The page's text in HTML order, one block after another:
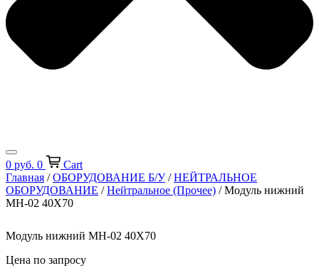
0 руб. 0
Cart
Главная /ОБОРУДОВАНИЕ Б/У/НЕЙТРАЛЬНОЕ
ОБОРУДОВАНИЕ /Нейтральное (Прочее) / Модуль нижний
МН-02 40Х70
Модуль нижний МН-02 40Х70
Цена по запросу